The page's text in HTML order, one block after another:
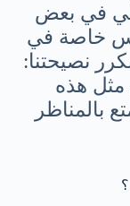
في بعض
خاصة في
نصيحتنا:
مثل هذه
بالمناظر